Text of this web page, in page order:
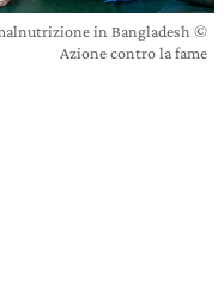
in Bangladesh ©
Azione contro la fame